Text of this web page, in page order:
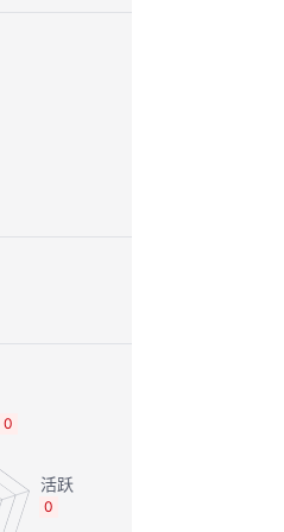
0
0